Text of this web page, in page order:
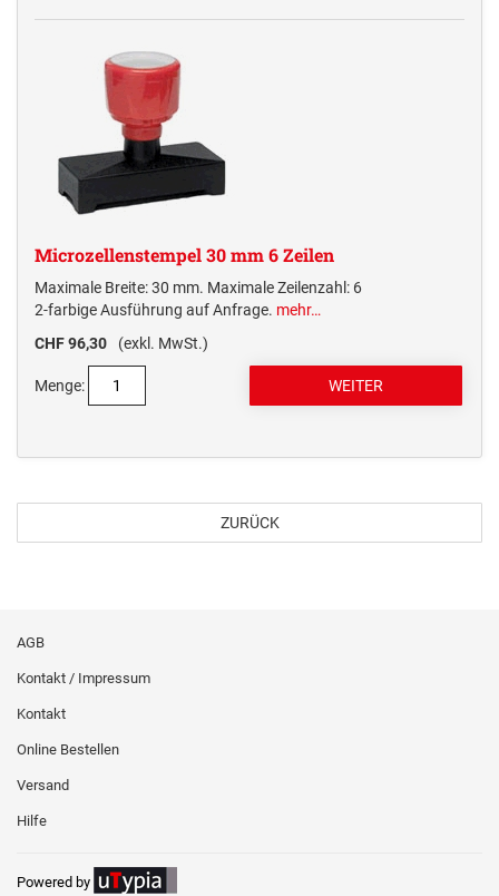
Microzellenstempel 30 mm 6 Zeilen
Maximale Breite: 30 mm. Maximale Zeilenzahl: 6
2-farbige Ausführung auf Anfrage. mehr…
CHF 96,30
(exkl. MwSt.)
Menge:
ZURÜCK
AGB
Kontakt / Impressum
Kontakt
Online Bestellen
Versand
Hilfe
Powered by